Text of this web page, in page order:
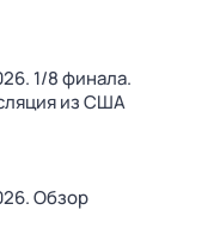
1/8 финала.
из США
Обзор